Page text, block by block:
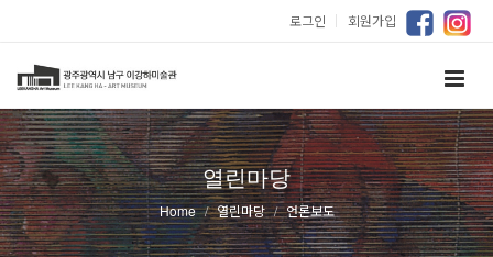
로그인 ｜ 회원가입
열린마당
Home 열린마당 언론보도